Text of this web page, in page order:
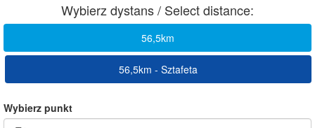
Wybierz dystans / Select distance:
56,5km
56,5km - Sztafeta
Wybierz punkt